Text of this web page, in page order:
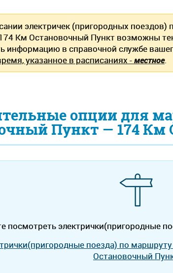
электричек (пригородных
Км Остановочный Пункт возможны
информацию в справочной службе
указанное в расписаниях -местное.
опции для
Пункт — 174
посмотреть электрички(пригородные
поезда) по
Остановочный